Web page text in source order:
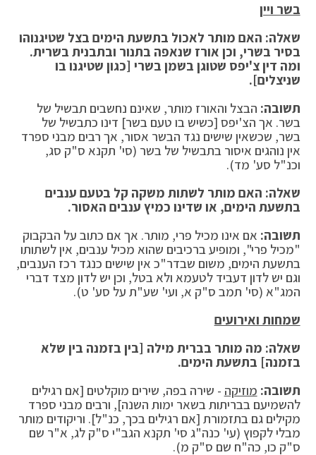
בשר ויין
שאלה: האם מותר לאכול בתשעת הימים בצל שטיגנוהו
בסיר בשרי, וכן אורז שנאפה בתנור ובתבנית בשרית.
ומה דין צ'יפס שטוגן בשמן בשרי [כגון שטיגנו בו
שניצלים].
תשובה: הבצל והאורז מותר, שאינם נחשבים תבשיל של
בשר. אך הצ'יפס [כשיש בו טעם בשר] דינו כתבשיל של
בשר, שכשאין שישים נגד הבשר אסור, אך רבים מבני ספרד
אין נוהגים איסור בתבשיל של בשר (סי' תקנא ס"ק סג,
וכנ"ל סע' מד).
שאלה: האם מותר לשתות משקה קל בטעם ענבים
בתשעת הימים, או שדינו כמיץ ענבים האסור.
תשובה: אם אינו מכיל פרי, מותר. אך אם כתוב על הבקבוק
"מכיל פרי", ומופיע ברכיבים שהוא מכיל ענבים, אין לשתותו
בתשעת הימים, משום שבדר"כ אין שישים כנגד רכז הענבים,
וגם יש לדון דעביד לטעמא ולא בטל, וכן יש לדון מצד דברי
המג"א (סי' תמב ס"ק א, ועי' שע"ת על סע' ט).
שמחות ואירועים
שאלה: מה מותר בברית מילה [בין בזמנה בין שלא
בזמנה] בתשעת הימים.
תשובה: מוזיקה - שירה בפה, שירים מוקלטים [אם רגילים
להשמיעם בבריתות בשאר ימות השנה], ורבים מבני ספרד
מקילים גם בתזמורת [אם רגילים בכך, כנ"ל]. וריקודים מותר
מבלי לקפוץ (עי' כנה"ג סי' תקנא הגב"י ס"ק לג, א"ר שם
ס"ק כו, כה"ח שם ס"ק מ).